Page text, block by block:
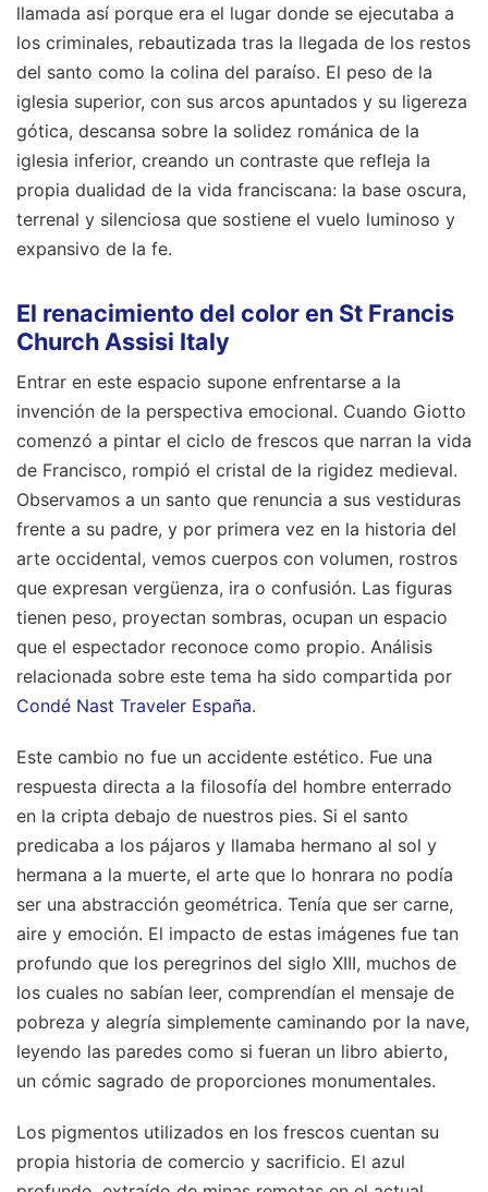
llamada así porque era el lugar donde se ejecutaba a
los criminales, rebautizada tras la llegada de los restos
del santo como la colina del paraíso. El peso de la
iglesia superior, con sus arcos apuntados y su ligereza
gótica, descansa sobre la solidez románica de la
iglesia inferior, creando un contraste que refleja la
propia dualidad de la vida franciscana: la base oscura,
terrenal y silenciosa que sostiene el vuelo luminoso y
expansivo de la fe.
El renacimiento del color en St Francis
Church Assisi Italy
Entrar en este espacio supone enfrentarse a la
invención de la perspectiva emocional. Cuando Giotto
comenzó a pintar el ciclo de frescos que narran la vida
de Francisco, rompió el cristal de la rigidez medieval.
Observamos a un santo que renuncia a sus vestiduras
frente a su padre, y por primera vez en la historia del
arte occidental, vemos cuerpos con volumen, rostros
que expresan vergüenza, ira o confusión. Las figuras
tienen peso, proyectan sombras, ocupan un espacio
que el espectador reconoce como propio. Análisis
relacionada sobre este tema ha sido compartida por
Condé Nast Traveler España.
Este cambio no fue un accidente estético. Fue una
respuesta directa a la filosofía del hombre enterrado
en la cripta debajo de nuestros pies. Si el santo
predicaba a los pájaros y llamaba hermano al sol y
hermana a la muerte, el arte que lo honrara no podía
ser una abstracción geométrica. Tenía que ser carne,
aire y emoción. El impacto de estas imágenes fue tan
profundo que los peregrinos del siglo XIII, muchos de
los cuales no sabían leer, comprendían el mensaje de
pobreza y alegría simplemente caminando por la nave,
leyendo las paredes como si fueran un libro abierto,
un cómic sagrado de proporciones monumentales.
Los pigmentos utilizados en los frescos cuentan su
propia historia de comercio y sacrificio. El azul